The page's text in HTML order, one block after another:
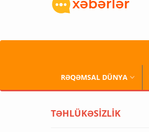
RƏQƏMSAL DÜNYA
TƏHLÜKƏSİZLİK